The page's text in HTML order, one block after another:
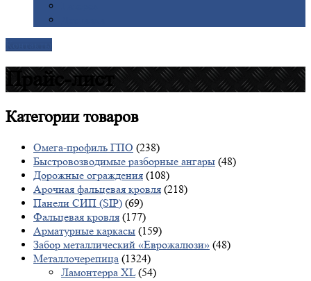
Прайс-лист
Категориитоваров
Омега-профиль ГПО (238)
Быстровозводимые разборные ангары (48)
Дорожные ограждения (108)
Арочная фальцевая кровля (218)
Панели СИП (SIP) (69)
Фальцевая кровля (177)
Арматурные каркасы (159)
Забор металлический «Еврожалюзи» (48)
Металлочерепица (1324)
Ламонтерра XL (54)